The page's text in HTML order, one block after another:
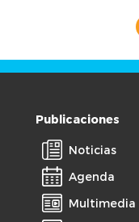
Publicaciones
Noticias
Agenda
Multimedia